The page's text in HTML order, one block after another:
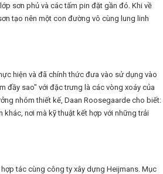
sơn phủ và các tấm pin đặt gần đó. Khi về
tạo nên một con đường vô cùng lung linh
hiện và đã chính thức đưa vào sử dụng vào
đầy sao" với đặc trưng là các vòng xoáy của
nhóm thiết kế, Daan Roosegaarde cho biết:
nơi mà kỹ thuật kết hợp với những trải
tác cùng công ty xây dựng Heijmans. Mục